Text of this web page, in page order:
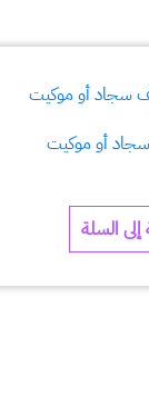
أو موكيت
السلة